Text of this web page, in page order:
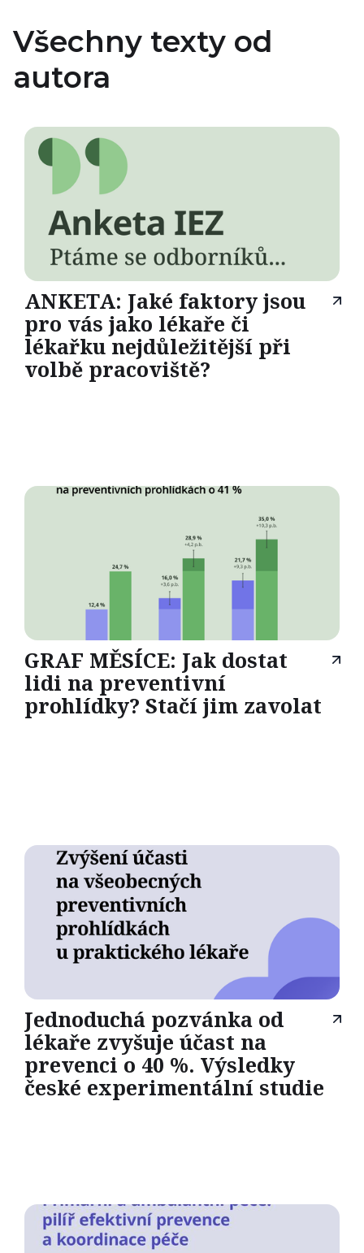
Všechny texty od
autora
ANKETA: Jaké faktory jsou
pro vás jako lékaře či
lékařku nejdůležitější při
volbě pracoviště?
GRAF MĚSÍCE: Jak dostat
lidi na preventivní
prohlídky? Stačí jim zavolat
Jednoduchá pozvánka od
lékaře zvyšuje účast na
prevenci o 40 %. Výsledky
české experimentální studie